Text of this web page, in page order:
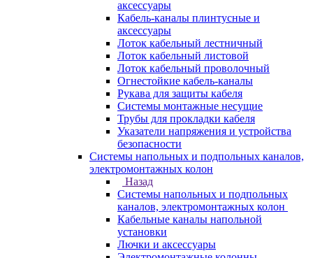
аксессуары
Кабель-каналы плинтусные и
аксессуары
Лоток кабельный лестничный
Лоток кабельный листовой
Лоток кабельный проволочный
Огнестойкие кабель-каналы
Рукава для защиты кабеля
Системы монтажные несущие
Трубы для прокладки кабеля
Указатели напряжения и устройства
безопасности
Системы напольных и подпольных каналов,
электромонтажных колон
Назад
Системы напольных и подпольных
каналов, электромонтажных колон
Кабельные каналы напольной
установки
Лючки и аксессуары